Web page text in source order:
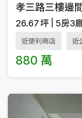
孝三路三樓邊
26.67坪 5房3
近便利商店 近
880 萬